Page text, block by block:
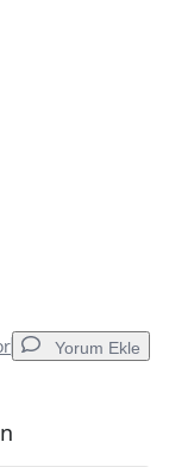
Yorum Ekle